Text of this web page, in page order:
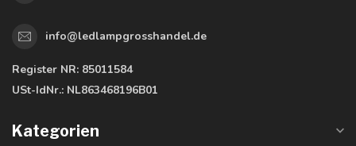
info@ledlampgrosshandel.de
Register NR: 85011584
USt-IdNr.: NL863468196B01
Kategorien